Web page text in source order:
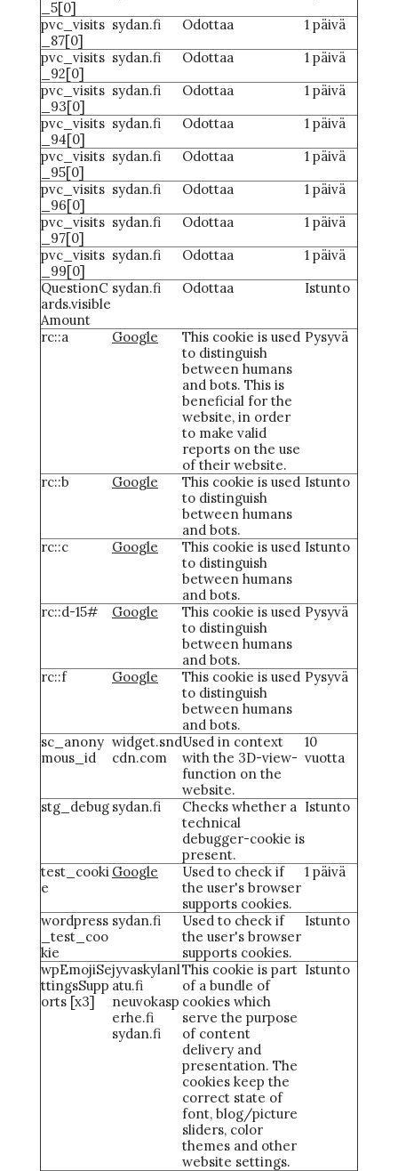
_5[0]
pvc_visits
_87[0]
sydan.fi Odottaa
1 päivä
pvc_visits
_92[0]
sydan.fi Odottaa
1 päivä
pvc_visits
_93[0]
sydan.fi Odottaa
1 päivä
pvc_visits
_94[0]
sydan.fi Odottaa
1 päivä
pvc_visits
_95[0]
sydan.fi Odottaa
1 päivä
pvc_visits
_96[0]
sydan.fi Odottaa
1 päivä
pvc_visits
_97[0]
sydan.fi Odottaa
1 päivä
pvc_visits
_99[0]
sydan.fi Odottaa
1 päivä
QuestionC
ards.visible
Amount
sydan.fi Odottaa Istunto
rc::a Google
This cookie is used
to distinguish
between humans
and bots. This is
beneficial for the
website, in order
to make valid
reports on the use
of their website.
Pysyvä
rc::b Google
This cookie is used
to distinguish
between humans
and bots.
Istunto
rc::c Google
This cookie is used
to distinguish
between humans
and bots.
Istunto
rc::d-15# Google
This cookie is used
to distinguish
between humans
and bots.
Pysyvä
rc::f Google
This cookie is used
to distinguish
between humans
and bots.
Pysyvä
sc_anony
mous_id
widget.snd
cdn.com
Used in context
with the 3D-view-
function on the
website.
10
vuotta
stg_debug sydan.fi
Checks whether a
technical
debugger-cookie is
present.
Istunto
test_cooki
e
Google
Used to check if
the user's browser
supports cookies.
1 päivä
wordpress
_test_coo
kie
sydan.fi
Used to check if
the user's browser
supports cookies.
Istunto
wpEmojiSe
ttingsSupp
orts [x3]
jyvaskylanl
atu.fi
neuvokasp
erhe.fi
sydan.fi
This cookie is part
of a bundle of
cookies which
serve the purpose
of content
delivery and
presentation. The
cookies keep the
correct state of
font, blog/picture
sliders, color
themes and other
website settings.
Istunto